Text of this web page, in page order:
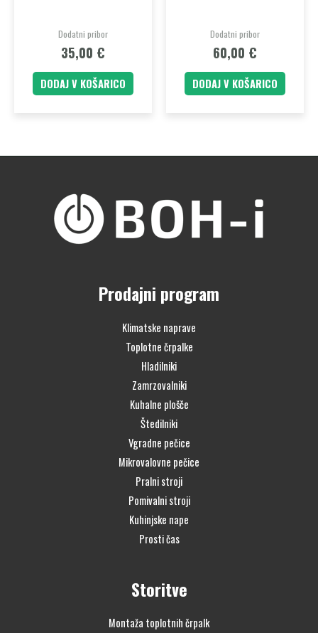
Dodatni pribor
35,00 €
DODAJ V KOŠARICO
Dodatni pribor
60,00 €
DODAJ V KOŠARICO
Prodajni program
Klimatske naprave
Toplotne črpalke
Hladilniki
Zamrzovalniki
Kuhalne plošče
Štedilniki
Vgradne pečice
Mikrovalovne pečice
Pralni stroji
Pomivalni stroji
Kuhinjske nape
Prosti čas
Storitve
Montaža toplotnih črpalk